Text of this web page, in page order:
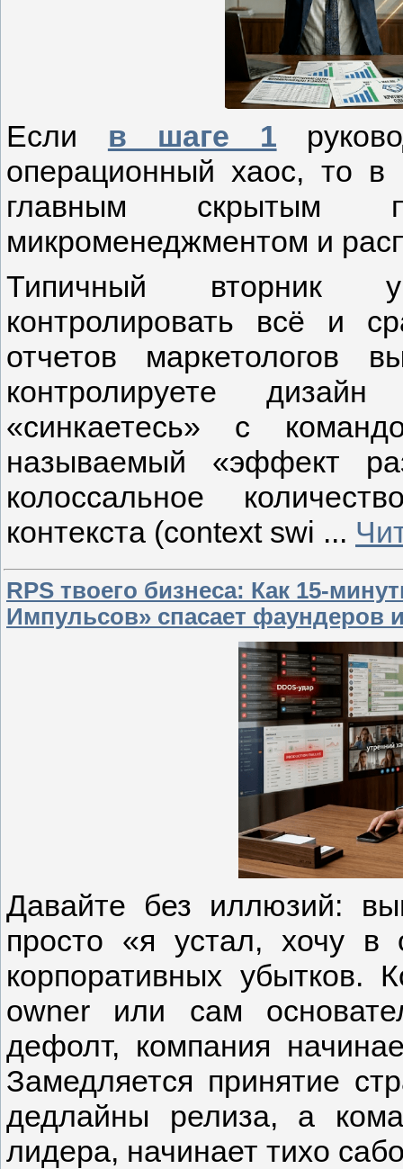
Если в шаге 1
операционный хаос, то в
главным скрытым
микроменеджментом и
Типичный вторник
контролировать всё и
отчетов маркетологов
контролируете
«синкаетесь» с
называемый «эффект
колоссальное
контекста (context swi ...
RPS твоего бизнеса: Как 15-
Импульсов» спасает фаундеров
Давайте без иллюзий:
просто «я устал, хочу в
корпоративных убытков.
owner или сам
дефолт, компания
Замедляется принятие
дедлайны релиза, а
лидера, начинает тихо